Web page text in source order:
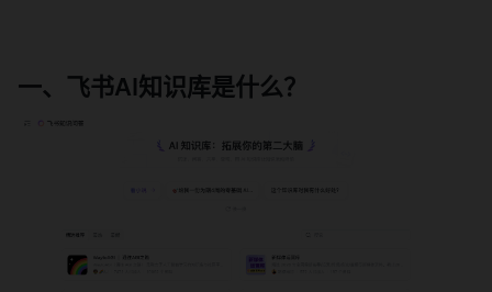
一、飞书AI知识库是什么？